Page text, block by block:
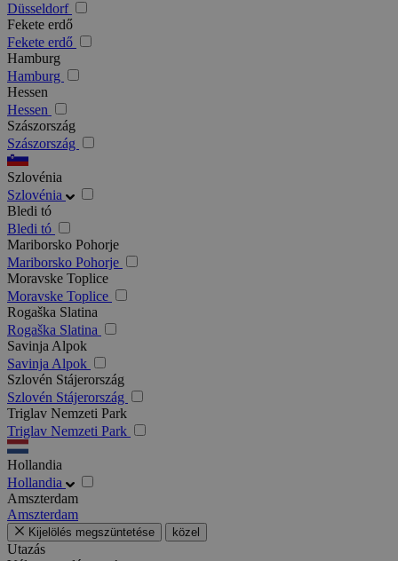
Düsseldorf
Fekete erdő
Fekete erdő
Hamburg
Hamburg
Hessen
Hessen
Szászország
Szászország
Szlovénia
Szlovénia
Bledi tó
Bledi tó
Mariborsko Pohorje
Mariborsko Pohorje
Moravske Toplice
Moravske Toplice
Rogaška Slatina
Rogaška Slatina
Savinja Alpok
Savinja Alpok
Szlovén Stájerország
Szlovén Stájerország
Triglav Nemzeti Park
Triglav Nemzeti Park
Hollandia
Hollandia
Amszterdam
Amszterdam
Kijelölés megszüntetése közel
Utazás